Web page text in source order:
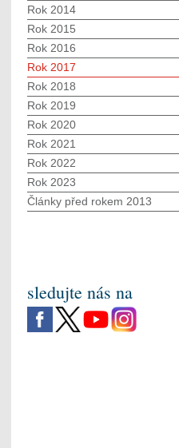
Rok 2014
Rok 2015
Rok 2016
Rok 2017
Rok 2018
Rok 2019
Rok 2020
Rok 2021
Rok 2022
Rok 2023
Články před rokem 2013
sledujte nás na